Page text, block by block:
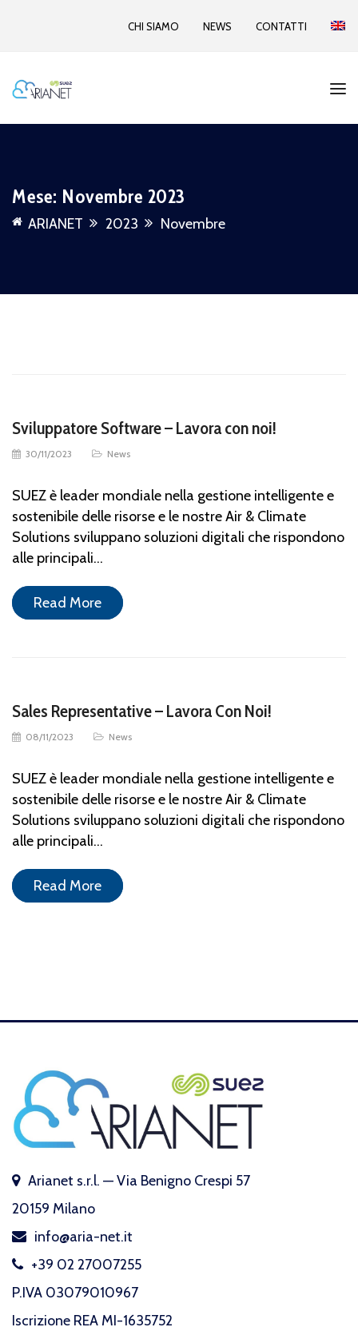
CHI SIAMO NEWS CONTATTI
Mese: Novembre 2023
ARIANET 2023 Novembre
Sviluppatore Software – Lavora con noi!
30/11/2023 News
SUEZ è leader mondiale nella gestione intelligente e
sostenibile delle risorse e le nostre Air & Climate
Solutions sviluppano soluzioni digitali che rispondono
alle principali…
Read More
Sales Representative – Lavora Con Noi!
08/11/2023 News
SUEZ è leader mondiale nella gestione intelligente e
sostenibile delle risorse e le nostre Air & Climate
Solutions sviluppano soluzioni digitali che rispondono
alle principali…
Read More
Arianet s.r.l. — Via Benigno Crespi 57
20159 Milano
info@aria-net.it
+39 02 27007255
P.IVA 03079010967
Iscrizione REA MI-1635752